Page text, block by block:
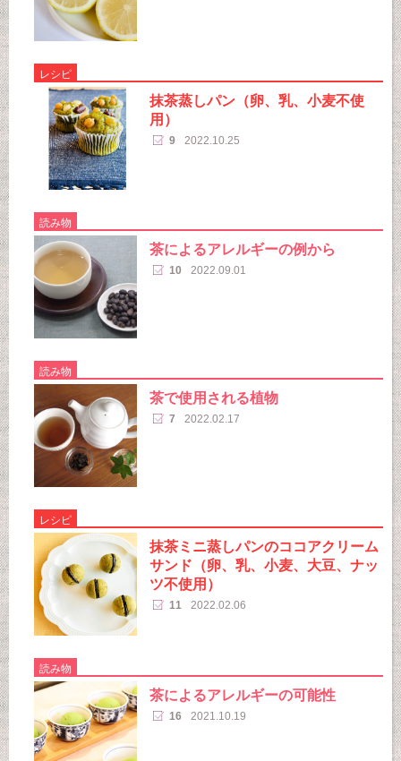
レシピ
抹茶蒸しパン（卵、乳、小麦不使
用）
9 2022.10.25
読み物
茶によるアレルギーの例から
10 2022.09.01
読み物
茶で使用される植物
7 2022.02.17
レシピ
抹茶ミニ蒸しパンのココアクリーム
サンド（卵、乳、小麦、大豆、ナッ
ツ不使用）
11 2022.02.06
読み物
茶によるアレルギーの可能性
16 2021.10.19